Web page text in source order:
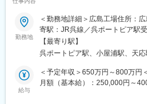
グローバル拠点と連携しながら
て必須であるISO26262やISO／
等の国際規格へ適合させた開発
■具体的には：
・開発プロセスの高度化
・管理ツールの最適化 等
勤務地
＜勤務地詳細＞広島工場住所：広島県
寄駅：JR呉線／呉ポートピア駅
【最寄り駅】
呉ポートピア駅、小屋浦駅、天応
給与
＜予定年収＞650万円～800万円
月額（基本給）：250,000円～